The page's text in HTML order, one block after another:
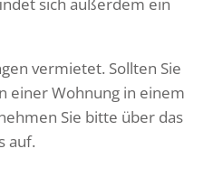
vermietet. Sollten Sie
einer Wohnung in einem
Sie bitte über das
auf.